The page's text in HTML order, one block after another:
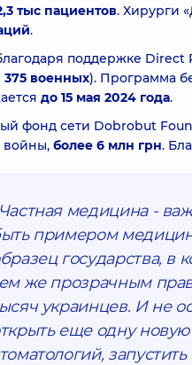
тыс пациентов. Хирурги
.
поддержке
375 военных). Программа
до 15 мая 2024 года.
фонд сети Dobrobut
войны, более 6 млн грн.
Частная медицина -
примером
государства, в
же прозрачным
украинцев. И не
еще одну